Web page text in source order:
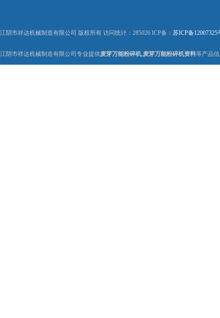
江阴市祥达机械制造有限公司 版权所有 访问统计：285026 ICP备： 苏ICP备12007325
江阴市祥达机械制造有限公司专业提供麦芽万能粉碎机,麦芽万能粉碎机资料等产品